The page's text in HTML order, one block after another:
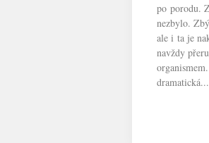
po porodu.
nezbylo.
ale i ta je
navždy
dramatická...